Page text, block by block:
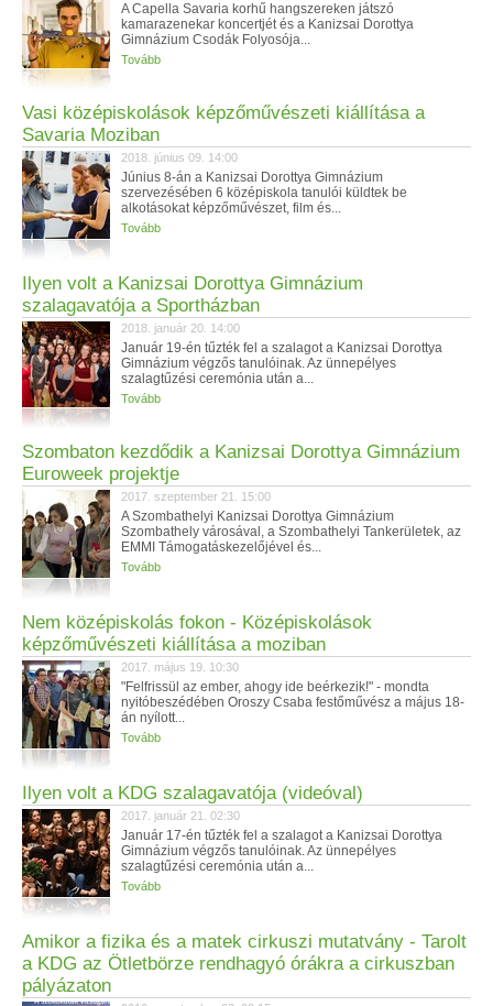
A Capella Savaria korhű hangszereken játszó
kamarazenekar koncertjét és a Kanizsai Dorottya
Gimnázium Csodák Folyosója...
Tovább
Vasi középiskolások képzőművészeti kiállítása a
Savaria Moziban
2018. június 09. 14:00
Június 8-án a Kanizsai Dorottya Gimnázium
szervezésében 6 középiskola tanulói küldtek be
alkotásokat képzőművészet, film és...
Tovább
Ilyen volt a Kanizsai Dorottya Gimnázium
szalagavatója a Sportházban
2018. január 20. 14:00
Január 19-én tűzték fel a szalagot a Kanizsai Dorottya
Gimnázium végzős tanulóinak. Az ünnepélyes
szalagtűzési ceremónia után a...
Tovább
Szombaton kezdődik a Kanizsai Dorottya Gimnázium
Euroweek projektje
2017. szeptember 21. 15:00
A Szombathelyi Kanizsai Dorottya Gimnázium
Szombathely városával, a Szombathelyi Tankerületek, az
EMMI Támogatáskezelőjével és...
Tovább
Nem középiskolás fokon - Középiskolások
képzőművészeti kiállítása a moziban
2017. május 19. 10:30
"Felfrissül az ember, ahogy ide beérkezik!" - mondta
nyitóbeszédében Oroszy Csaba festőművész a május 18-
án nyílott...
Tovább
Ilyen volt a KDG szalagavatója (videóval)
2017. január 21. 02:30
Január 17-én tűzték fel a szalagot a Kanizsai Dorottya
Gimnázium végzős tanulóinak. Az ünnepélyes
szalagtűzési ceremónia után a...
Tovább
Amikor a fizika és a matek cirkuszi mutatvány - Tarolt
a KDG az Ötletbörze rendhagyó órákra a cirkuszban
pályázaton